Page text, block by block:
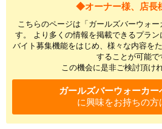
◆オーナー様、店長
こちらのページは「ガールズバーウォ
す。 より多くの情報を掲載できるプラ
バイト募集機能をはじめ、様々な内容を
することが可能で
この機会に是非ご検討頂け
ガールズバーウォーカー
に興味をお持ちの方